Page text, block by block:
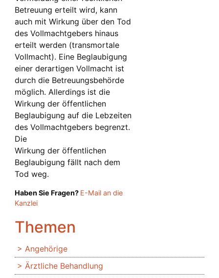
Betreuung erteilt wird, kann
auch mit Wirkung über den Tod
des Vollmachtgebers hinaus
erteilt werden (transmortale
Vollmacht). Eine Beglaubigung
einer derartigen Vollmacht ist
durch die Betreuungsbehörde
möglich. Allerdings ist die
Wirkung der öffentlichen
Beglaubigung auf die Lebzeiten
des Vollmachtgebers begrenzt.
Die
Wirkung der öffentlichen
Beglaubigung fällt nach dem
Tod weg.
Haben Sie Fragen? E-Mail an die
Kanzlei
Themen
Angehörige
Ärztliche Behandlung